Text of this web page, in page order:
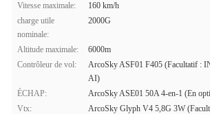
Vitesse maximale:
160 km/h
charge utile
nominale:
2000G
Altitude maximale:
6000m
Contrôleur de vol:
ArcoSky ASF01 F405 (Facultatif :
AI)
ÉCHAP:
ArcoSky ASE01 50A 4-en-1 (En
Vtx:
ArcoSky Glyph V4 5,8G 3W